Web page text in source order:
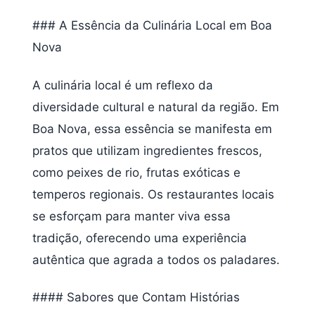
### A Essência da Culinária Local em Boa
Nova
A culinária local é um reflexo da
diversidade cultural e natural da região. Em
Boa Nova, essa essência se manifesta em
pratos que utilizam ingredientes frescos,
como peixes de rio, frutas exóticas e
temperos regionais. Os restaurantes locais
se esforçam para manter viva essa
tradição, oferecendo uma experiência
autêntica que agrada a todos os paladares.
#### Sabores que Contam Histórias